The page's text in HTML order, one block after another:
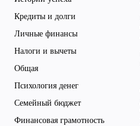
Кредиты и долги
Личные финансы
Налоги и вычеты
Общая
Психология денег
Семейный бюджет
Финансовая грамотность